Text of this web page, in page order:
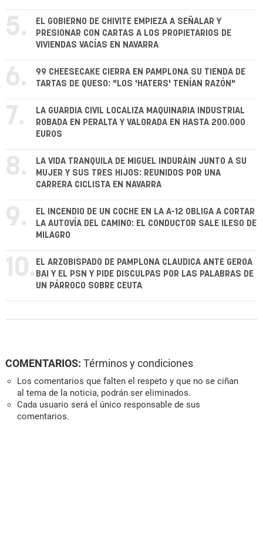
5.
EL GOBIERNO DE CHIVITE EMPIEZA A SEÑALAR Y
PRESIONAR CON CARTAS A LOS PROPIETARIOS DE
VIVIENDAS VACÍAS EN NAVARRA
6.
99 CHEESECAKE CIERRA EN PAMPLONA SU TIENDA DE
TARTAS DE QUESO: "LOS 'HATERS' TENÍAN RAZÓN"
7.
LA GUARDIA CIVIL LOCALIZA MAQUINARIA INDUSTRIAL
ROBADA EN PERALTA Y VALORADA EN HASTA 200.000
EUROS
8.
LA VIDA TRANQUILA DE MIGUEL INDURÁIN JUNTO A SU
MUJER Y SUS TRES HIJOS: REUNIDOS POR UNA
CARRERA CICLISTA EN NAVARRA
9.
EL INCENDIO DE UN COCHE EN LA A-12 OBLIGA A CORTAR
LA AUTOVÍA DEL CAMINO: EL CONDUCTOR SALE ILESO DE
MILAGRO
10. EL ARZOBISPADO DE PAMPLONA CLAUDICA ANTE GEROA
BAI Y EL PSN Y PIDE DISCULPAS POR LAS PALABRAS DE
UN PÁRROCO SOBRE CEUTA
COMENTARIOS: Términos y condiciones
Los comentarios que falten el respeto y que no se ciñan
al tema de la noticia, podrán ser eliminados.
Cada usuario será el único responsable de sus
comentarios.